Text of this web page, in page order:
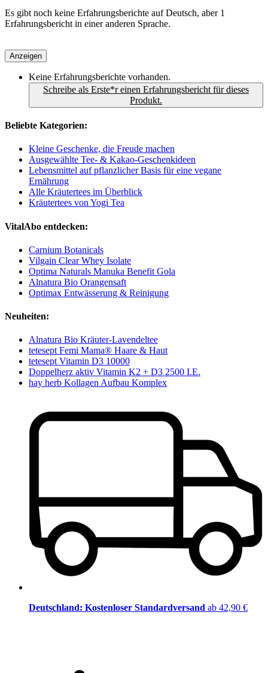
Es gibt noch keine Erfahrungsberichte auf Deutsch, aber 1
Erfahrungsbericht in einer anderen Sprache.
Anzeigen
Keine Erfahrungsberichte vorhanden.
Schreibe als Erste*r einen Erfahrungsbericht für dieses
Produkt.
Beliebte Kategorien:
Kleine Geschenke, die Freude machen
Ausgewählte Tee- & Kakao-Geschenkideen
Lebensmittel auf pflanzlicher Basis für eine vegane
Ernährung
Alle Kräutertees im Überblick
Kräutertees von Yogi Tea
VitalAbo entdecken:
Carnium Botanicals
Vilgain Clear Whey Isolate
Optima Naturals Manuka Benefit Gola
Alnatura Bio Orangensaft
Optimax Entwässerung & Reinigung
Neuheiten:
Alnatura Bio Kräuter-Lavendeltee
tetesept Femi Mama® Haare & Haut
tetesept Vitamin D3 10000
Doppelherz aktiv Vitamin K2 + D3 2500 I.E.
hay herb Kollagen Aufbau Komplex
Deutschland: Kostenloser Standardversand ab 42,90 €